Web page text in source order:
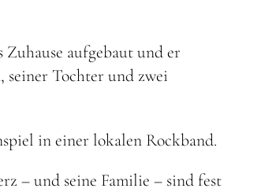
aufgebaut und er
seiner Tochter und zwei
in einer lokalen Rockband.
– und seine Familie – sind fest